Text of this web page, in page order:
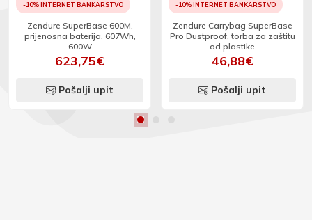
-10% INTERNET BANKARSTVO
Zendure SuperBase 600M,
prijenosna baterija, 607Wh,
600W
623,75€
Pošalji upit
-10% INTERNET BANKARSTVO
Zendure Carrybag SuperBase
Pro Dustproof, torba za zaštitu
od plastike
46,88€
Pošalji upit